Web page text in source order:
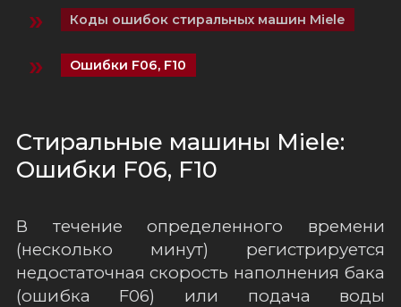
» Коды ошибок стиральных машин Miele
» Ошибки F06, F10
Стиральные машины Miele:
Ошибки F06, F10
В течение определенного времени
(несколько минут) регистрируется
недостаточная скорость наполнения бака
(ошибка F06) или подача воды